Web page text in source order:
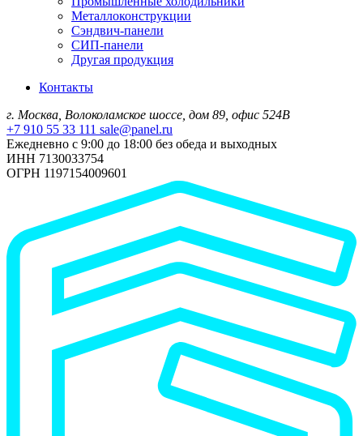
Металлоконструкции
Сэндвич-панели
СИП-панели
Другая продукция
Контакты
г. Москва, Волоколамское шоссе, дом 89, офис 524В
+7 910 55 33 111 sale@panel.ru
Ежедневно с 9:00 до 18:00 без обеда и выходных
ИНН 7130033754
ОГРН 1197154009601